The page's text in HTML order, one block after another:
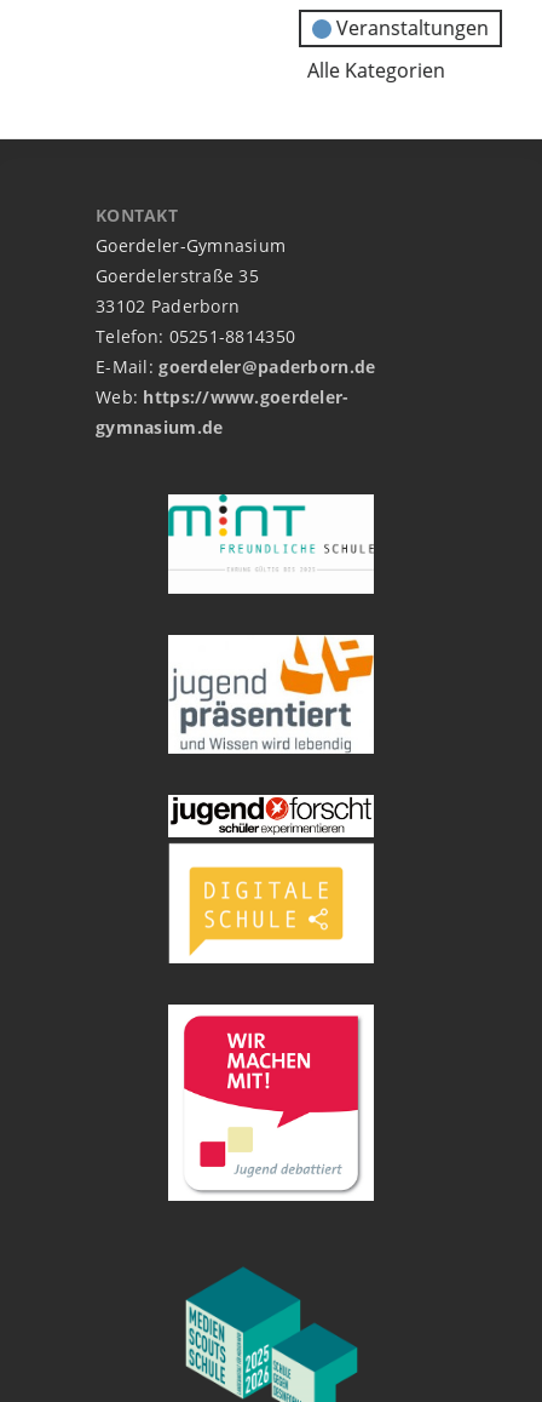
Veranstaltungen
Alle Kategorien
KONTAKT
Goerdeler-Gymnasium
Goerdelerstraße 35
33102 Paderborn
Telefon: 05251-8814350
E-Mail:goerdeler@paderborn.de
Web: https://www.goerdeler-
gymnasium.de